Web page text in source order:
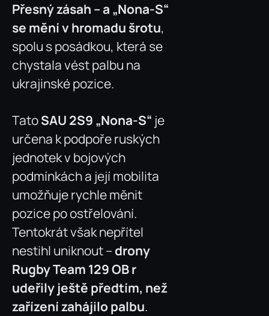
Přesný zásah – a „Nona-S“
se mění v hromadu šrotu,
spolu s posádkou, která se
chystala vést palbu na
ukrajinské pozice.
TatoSAU 2S9 „Nona-S“ je
určena k podpoře ruských
jednotek v bojových
podmínkách a její mobilita
umožňuje rychle měnit
pozice po ostřelování.
Tentokrát však nepřítel
nestihl uniknout –drony
Rugby Team 129 OB r
udeřily ještě předtím, než
zařízení zahájilo palbu.